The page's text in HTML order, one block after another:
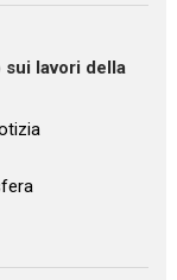
lavori della